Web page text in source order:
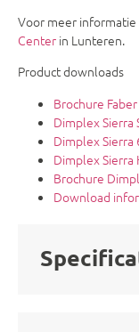
Voor meer
Center in Lunteren.
Product downloads
Brochure
Dimplex Sierra
Dimplex Sierra
Dimplex Sierra
Brochure
Download